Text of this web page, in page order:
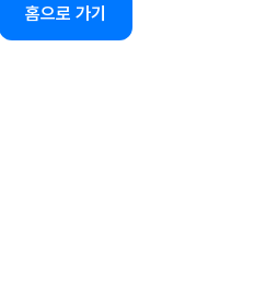
홈으로 가기